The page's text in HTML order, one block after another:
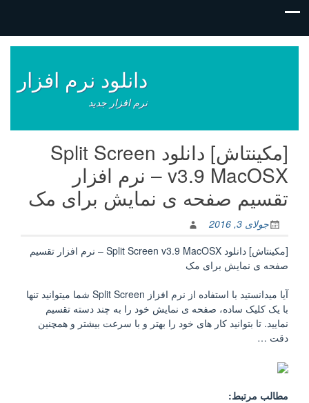
نوشته‌ها
دانلود نرم افزار
نرم افزار جدید
[مکینتاش] دانلود Split Screen
v3.9 MacOSX – نرم افزار
تقسیم صفحه ی نمایش برای مک
جولای 3, 2016
[مکینتاش] دانلود Split Screen v3.9 MacOSX – نرم افزار تقسیم
صفحه ی نمایش برای مک
آیا میدانستید با استفاده از نرم افزاز Split Screen شما میتوانید تنها
با یک کلیک ساده، صفحه ی نمایش خود را به چند دسته تقسیم
نمایید. تا بتوانید کار های خود را بهتر و با سرعت بیشتر و همچنین
دقت …
مطالب مرتبط: